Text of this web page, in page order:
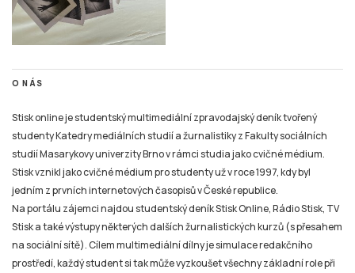
O NÁS
Stisk online je studentský multimediální zpravodajský deník tvořený
studenty Katedry mediálních studií a žurnalistiky z Fakulty sociálních
studií Masarykovy univerzity Brno v rámci studia jako cvičné médium.
Stisk vznikl jako cvičné médium pro studenty už v roce 1997, kdy byl
jedním z prvních internetových časopisů v České republice.
Na portálu zájemci najdou studentský deník Stisk Online, Rádio Stisk, TV
Stisk a také výstupy některých dalších žurnalistických kurzů (s přesahem
na sociální sítě). Cílem multimediální dílny je simulace redakčního
prostředí, každý student si tak může vyzkoušet všechny základní role při